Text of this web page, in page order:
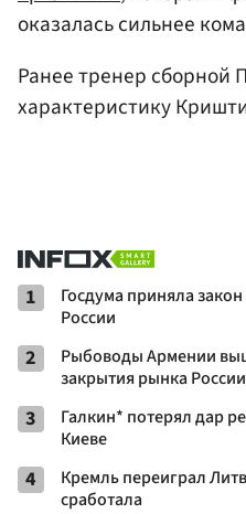
оказалась сильнее
Ранее тренер сборной
характеристику
1
Госдума приняла
России
2
Рыбоводы Армении
закрытия рынка России
3
Галкин* потерял дар
Киеве
4
Кремль переиграл
сработала